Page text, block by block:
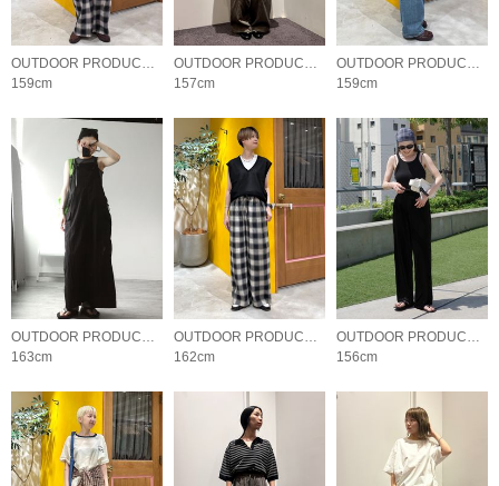
OUTDOOR PRODUCTS Usual Things
159cm
OUTDOOR PRODUCTS Usual Things
157cm
OUTDOOR PRODUCTS Usual Things
159cm
OUTDOOR PRODUCTS Usual Things
163cm
OUTDOOR PRODUCTS Usual Things
162cm
OUTDOOR PRODUCTS Usual Things
156cm